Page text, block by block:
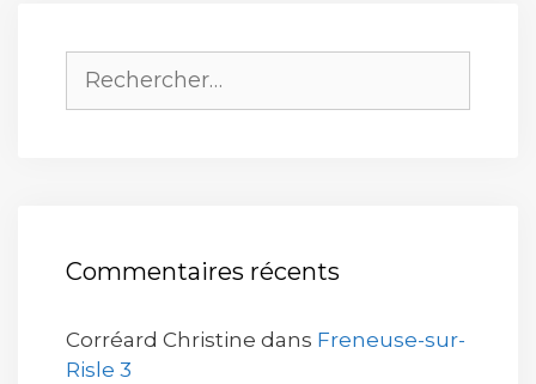
Rechercher :
Commentaires récents
Corréard Christine dans Freneuse-sur-
Risle 3